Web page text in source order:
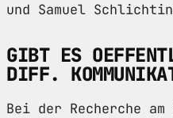
und Samuel
GIBT ES
DIFF.
Bei der Recherche